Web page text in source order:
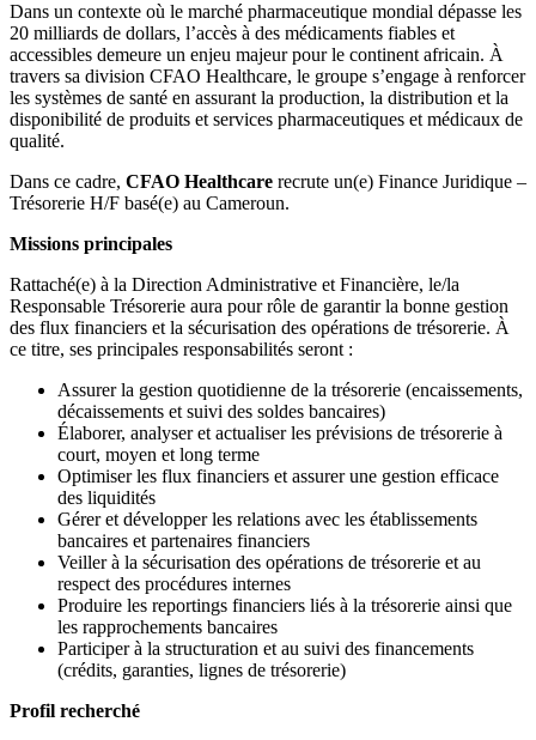
Dans un contexte où le marché pharmaceutique mondial dépasse les
20 milliards de dollars, l’accès à des médicaments fiables et
accessibles demeure un enjeu majeur pour le continent africain. À
travers sa division CFAO Healthcare, le groupe s’engage à renforcer
les systèmes de santé en assurant la production, la distribution et la
disponibilité de produits et services pharmaceutiques et médicaux de
qualité.
Dans ce cadre, CFAO Healthcare recrute un(e) Finance Juridique –
Trésorerie H/F basé(e) au Cameroun.
Missions principales
Rattaché(e) à la Direction Administrative et Financière, le/la
Responsable Trésorerie aura pour rôle de garantir la bonne gestion
des flux financiers et la sécurisation des opérations de trésorerie. À
ce titre, ses principales responsabilités seront :
Assurer la gestion quotidienne de la trésorerie (encaissements,
décaissements et suivi des soldes bancaires)
Élaborer, analyser et actualiser les prévisions de trésorerie à
court, moyen et long terme
Optimiser les flux financiers et assurer une gestion efficace
des liquidités
Gérer et développer les relations avec les établissements
bancaires et partenaires financiers
Veiller à la sécurisation des opérations de trésorerie et au
respect des procédures internes
Produire les reportings financiers liés à la trésorerie ainsi que
les rapprochements bancaires
Participer à la structuration et au suivi des financements
(crédits, garanties, lignes de trésorerie)
Profil recherché